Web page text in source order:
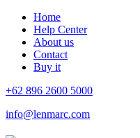
Home
Help Center
About us
Contact
Buy it
+62 896 2600 5000
info@lenmarc.com